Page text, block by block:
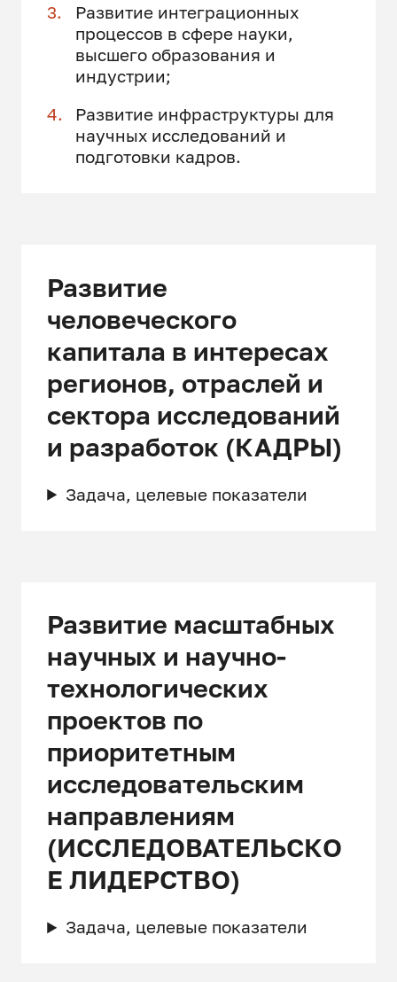
Развитие интеграционных
процессов в сфере науки,
высшего образования и
индустрии;
Развитие инфраструктуры для
научных исследований и
подготовки кадров.
Развитие
человеческого
капитала в интересах
регионов, отраслей и
сектора исследований
и разработок (КАДРЫ)
Задача, целевые показатели
Развитие масштабных
научных и научно-
технологических
проектов по
приоритетным
исследовательским
направлениям
(ИССЛЕДОВАТЕЛЬСКО
Е ЛИДЕРСТВО)
Задача, целевые показатели